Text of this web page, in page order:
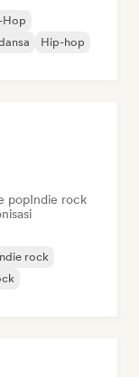
Hip-hop
popIndie rock
rock